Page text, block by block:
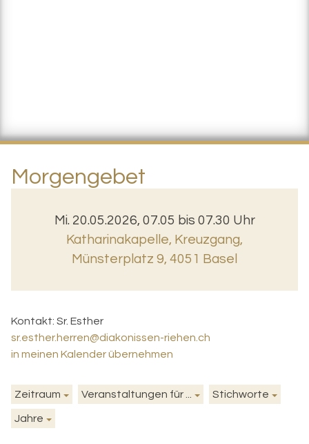
Morgengebet
Mi. 20.05.2026, 07.05 bis 07.30 Uhr
Katharinakapelle, Kreuzgang,
Münsterplatz 9, 4051 Basel
Kontakt: Sr. Esther
sr.esther.herren@diakonissen-riehen.ch
in meinen Kalender übernehmen
Zeitraum Veranstaltungen für ... Stichworte
Jahre